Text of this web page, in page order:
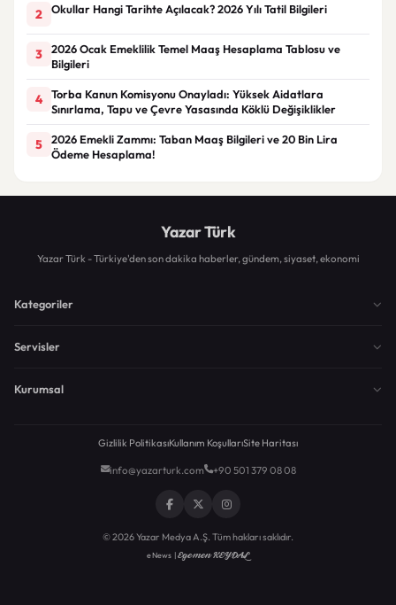
2 Okullar Hangi Tarihte Açılacak? 2026 Yılı Tatil Bilgileri
3
2026 Ocak Emeklilik Temel Maaş Hesaplama Tablosu ve
Bilgileri
4
Torba Kanun Komisyonu Onayladı: Yüksek Aidatlara
Sınırlama, Tapu ve Çevre Yasasında Köklü Değişiklikler
5
2026 Emekli Zammı: Taban Maaş Bilgileri ve 20 Bin Lira
Ödeme Hesaplama!
Yazar Türk
Yazar Türk - Türkiye'den son dakika haberler, gündem, siyaset, ekonomi
Kategoriler
Servisler
Kurumsal
Gizlilik PolitikasıKullanım KoşullarıSite Haritası
info@yazarturk.com +90 501 379 08 08
© 2026 Yazar Medya A.Ş. Tüm hakları saklıdır.
eNews |Egemen KEYDAL